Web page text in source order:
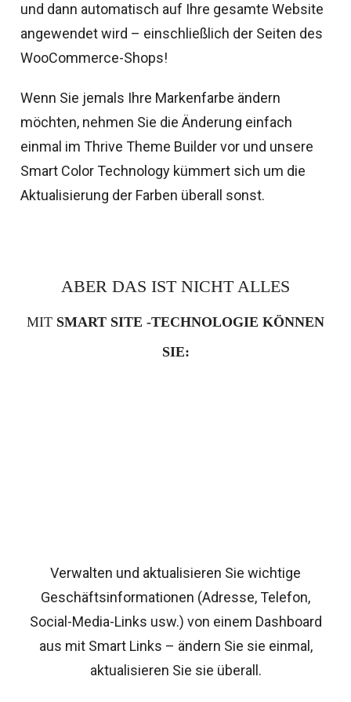
und dann automatisch auf Ihre gesamte Website
angewendet wird – einschließlich der Seiten des
WooCommerce-Shops!
Wenn Sie jemals Ihre Markenfarbe ändern
möchten, nehmen Sie die Änderung einfach
einmal im Thrive Theme Builder vor und unsere
Smart Color Technology kümmert sich um die
Aktualisierung der Farben überall sonst.
ABER DAS IST NICHT ALLES
MIT SMART SITE -TECHNOLOGIE KÖNNEN
SIE:
Verwalten und aktualisieren Sie wichtige
Geschäftsinformationen (Adresse, Telefon,
Social-Media-Links usw.) von einem Dashboard
aus mit Smart Links – ändern Sie sie einmal,
aktualisieren Sie sie überall.